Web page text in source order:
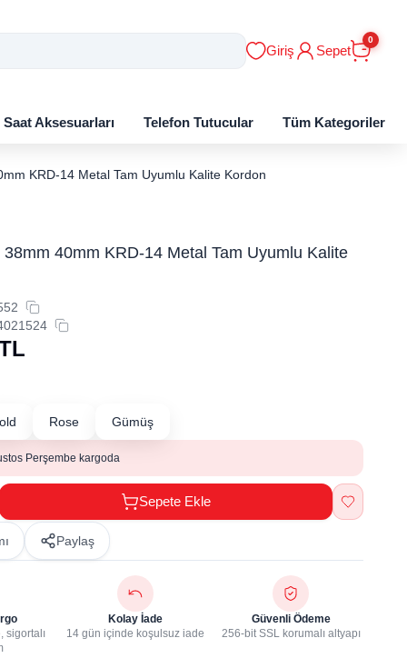
Giriş Sepet
0
Saat Aksesuarları Telefon Tutucular Tüm Kategoriler
KRD-14 Metal Tam Uyumlu Kalite Kordon
40mm KRD-14 Metal Tam Uyumlu Kalite
Rose Gümüş
Perşembe kargoda
Sepete Ekle
Paylaş
sigortalı
Kolay İade
14 gün içinde koşulsuz iade
Güvenli Ödeme
256-bit SSL korumalı altyapı